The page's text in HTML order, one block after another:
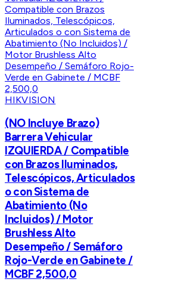
HIKVISION
(NO Incluye Brazo)
Barrera Vehicular
IZQUIERDA / Compatible
con Brazos Iluminados,
Telescópicos, Articulados
o con Sistema de
Abatimiento (No
Incluidos) / Motor
Brushless Alto
Desempeño / Semáforo
Rojo-Verde en Gabinete /
MCBF 2,500,0